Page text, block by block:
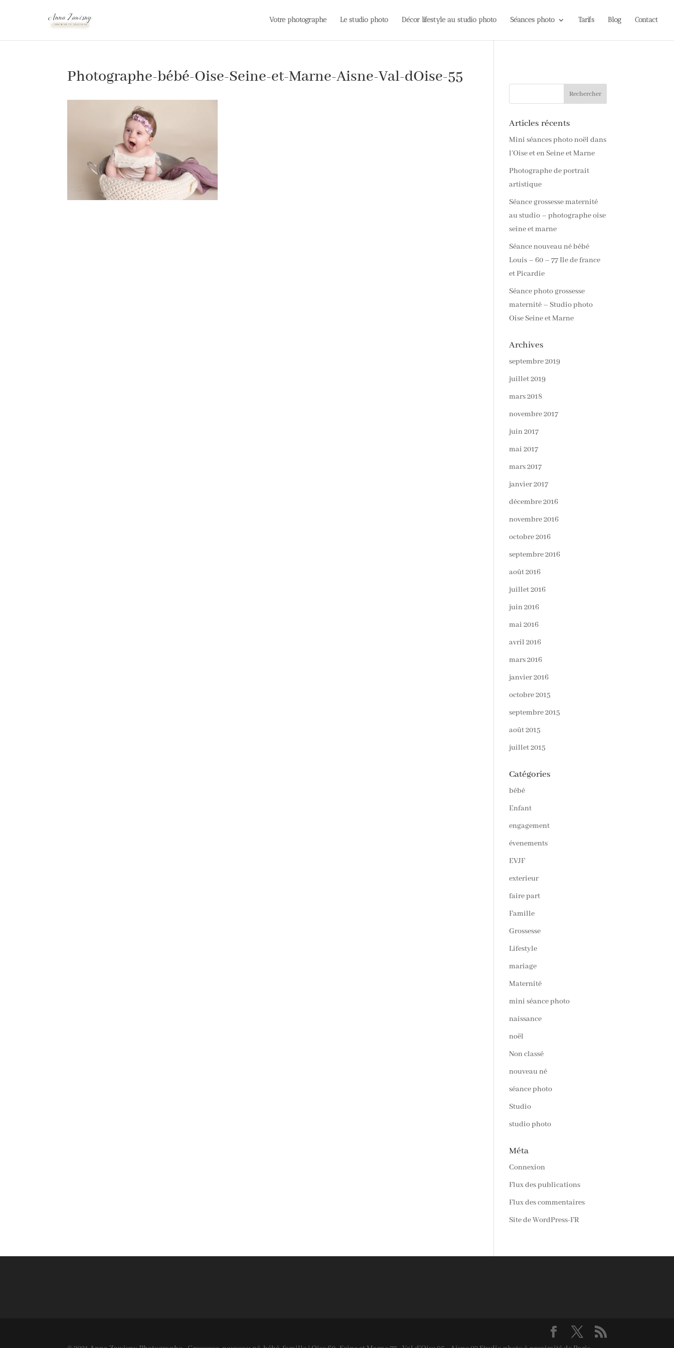
Votre photographe Le studio photo Décor lifestyle au studio photo Séances photo Tarifs Blog Contact
Photographe-bébé-Oise-Seine-et-Marne-Aisne-Val-dOise-55
Articles récents
Mini séances photo noël dans
l’Oise et en Seine et Marne
Photographe de portrait
artistique
Séance grossesse maternité
au studio – photographe oise
seine et marne
Séance nouveau né bébé
Louis – 60 – 77 Ile de france
et Picardie
Séance photo grossesse
maternité – Studio photo
Oise Seine et Marne
Archives
septembre 2019
juillet 2019
mars 2018
novembre 2017
juin 2017
mai 2017
mars 2017
janvier 2017
décembre 2016
novembre 2016
octobre 2016
septembre 2016
août 2016
juillet 2016
juin 2016
mai 2016
avril 2016
mars 2016
janvier 2016
octobre 2015
septembre 2015
août 2015
juillet 2015
Catégories
bébé
Enfant
engagement
évenements
EVJF
exterieur
faire part
Famille
Grossesse
Lifestyle
mariage
Maternité
mini séance photo
naissance
noël
Non classé
nouveau né
séance photo
Studio
studio photo
Méta
Connexion
Flux des publications
Flux des commentaires
Site de WordPress-FR